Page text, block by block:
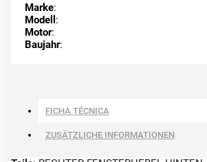
Marke:
Modell :
Motor:
Baujahr:
FICHA TÉCNICA
ZUSÄTZLICHE INFORMATIONEN